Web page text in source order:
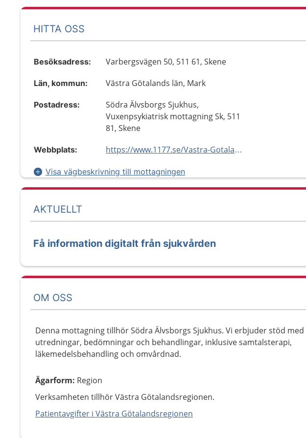
HITTA OSS
Besöksadress: Varbergsvägen 50, 511 61, Skene
Län, kommun: Västra Götalands län, Mark
Postadress:
Södra Älvsborgs Sjukhus,
Vuxenpsykiatrisk mottagning Sk, 511
81, Skene
Webbplats: https://www.1177.se/Vastra-Gotaland/hitta-vard/kontaktkort/Psykiatrimottagning-Skene-Skene/
Visa vägbeskrivning till mottagningen
AKTUELLT
Få information digitalt från sjukvården
OM OSS
Denna mottagning tillhör Södra Älvsborgs Sjukhus. Vi erbjuder stöd
utredningar, bedömningar och behandlingar, inklusive samtalsterapi,
läkemedelsbehandling och omvårdnad.
Ägarform: Region
Verksamheten tillhör Västra Götalandsregionen.
Patientavgifter i Västra Götalandsregionen